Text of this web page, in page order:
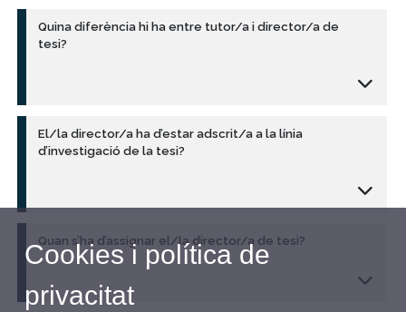
Quina diferència hi ha entre tutor/a i director/a de
tesi?
El/la director/a ha d’estar adscrit/a a la línia
d’investigació de la tesi?
Quan s’ha d’assignar el/la director/a de tesi?
Cookies i política de
privacitat